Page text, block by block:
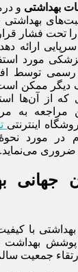
بهداشتی و
تحت فشار قرار
ارائه
مورد
رسمی توسط
ممکن است
که از آن‌ها
مراجعه به
اینترنتی
در مورد
ضروری می‌نماید.
جهانی
با
بهداشت
جمعیت